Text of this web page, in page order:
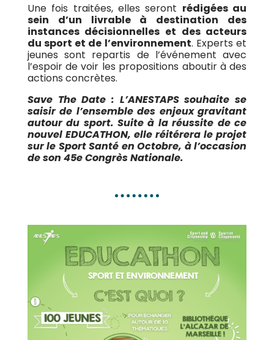
Une fois traitées, elles seront rédigées au
sein d’un livrable à destination des
instances décisionnelles et des acteurs
du sport et de l’environnement. Experts et
jeunes sont repartis de l’événement avec
l’espoir de voir les propositions aboutir à des
actions concrètes.
Save The Date : L’ANESTAPS souhaite se
saisir de l’ensemble des enjeux gravitant
autour du sport. Suite à la réussite de ce
nouvel EDUCATHON, elle réitérera le projet
sur le Sport Santé en Octobre, à l’occasion
de son 45e Congrès Nationale.